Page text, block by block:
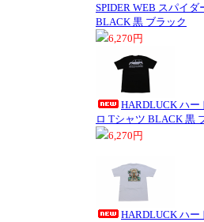
SPIDER WEB スパイ
BLACK 黒 ブラック
6,270円
HARDLUCK ハー
ロ Tシャツ BLACK 黒
6,270円
HARDLUCK ハー